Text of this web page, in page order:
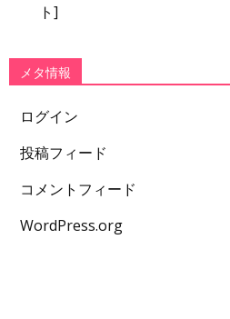
ト]
メタ情報
ログイン
投稿フィード
コメントフィード
WordPress.org